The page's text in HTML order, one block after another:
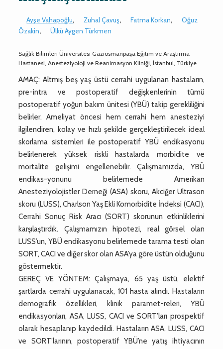
Ayşe Vahapoğlu, Zuhal Çavuş, Fatma Korkan,
Oğuz
Özakin, Ülkü Aygen Türkmen
Sağlık Bilimleri Üniversitesi Gaziosmanpaşa Eğitim ve Araştırma
Hastanesi, Anesteziyoloji ve Reanimasyon Kliniği, İstanbul, Türkiye
AMAÇ: Altmış beş yaş üstü cerrahi uygulanan hastaların,
pre-intra ve postoperatif değişkenlerinin tümü
postoperatif yoğun bakım ünitesi (YBÜ) takip gerekliliğini
belirler. Ameliyat öncesi hem cerrahi hem anesteziyi
ilgilendiren, kolay ve hızlı şekilde gerçekleştirilecek ideal
skorlama sistemleri ile postoperatif YBÜ endikasyonu
belirlenerek yüksek riskli hastalarda morbidite ve
mortalite gelişimi engellenebilir. Çalışmamızda, YBÜ
endikas-yonunu belirlemede Amerikan
Anesteziyolojistler Derneği (ASA) skoru, Akciğer Ultrason
skoru (LUSS), Charlson Yaş Ekli Komorbidite İndeksi (CACI),
Cerrahi Sonuç Risk Aracı (SORT) skorunun etkinliklerini
karşılaştırdık. Çalışmamızın hipotezi, real görsel olan
LUSS’un, YBÜ endikasyonu belirlemede tarama testi olan
SORT, CACI ve diğer skor olan ASA’ya göre üstün olduğunu
göstermektir.
GEREÇ VE YÖNTEM: Çalışmaya, 65 yaş üstü, elektif
şartlarda cerrahi uygulanacak, 101 hasta alındı. Hastaların
demografik özellikleri, klinik paramet-releri, YBÜ
endikasyonları, ASA, LUSS, CACI ve SORT’ları prospektif
olarak hesaplanıp kaydedildi. Hastaların ASA, LUSS, CACI
ve SORT’larının, postoperatif YBÜ’ne yatış ihtiyacının